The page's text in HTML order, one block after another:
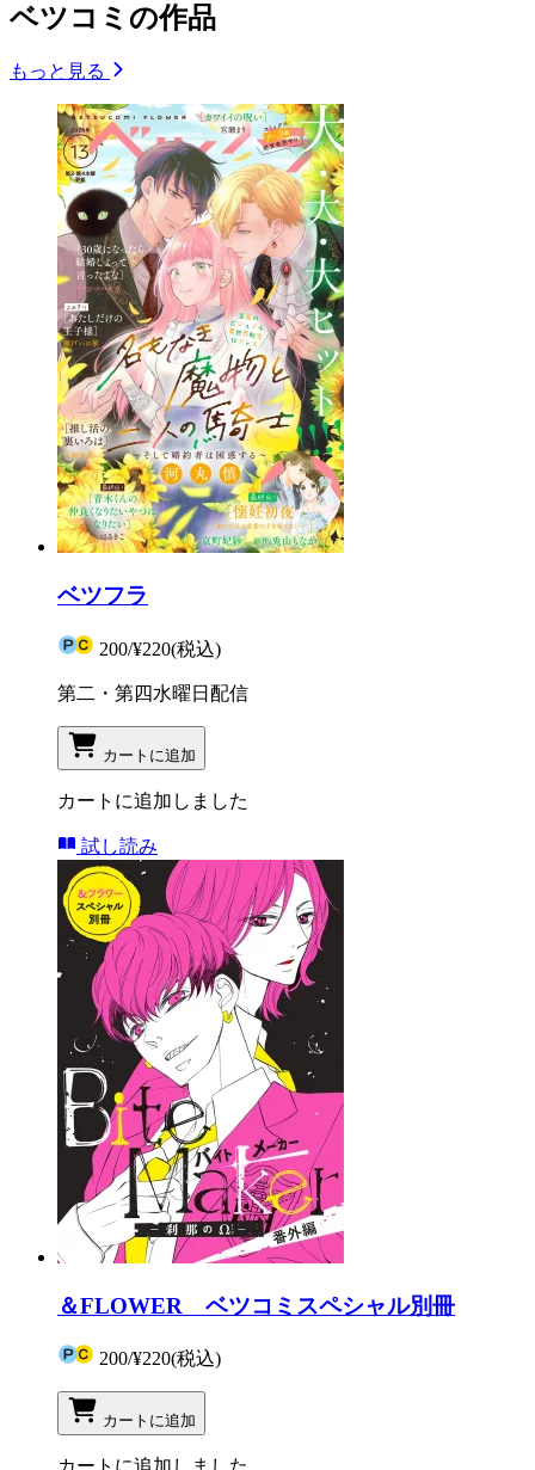
ベツコミの作品
もっと見る
ベツフラ
200/¥220(税込)
第二・第四水曜日配信
カートに追加
カートに追加しました
試し読み
＆FLOWER ベツコミスペシャル別冊
200/¥220(税込)
カートに追加